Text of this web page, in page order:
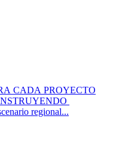
CADA PROYECTO
regional...